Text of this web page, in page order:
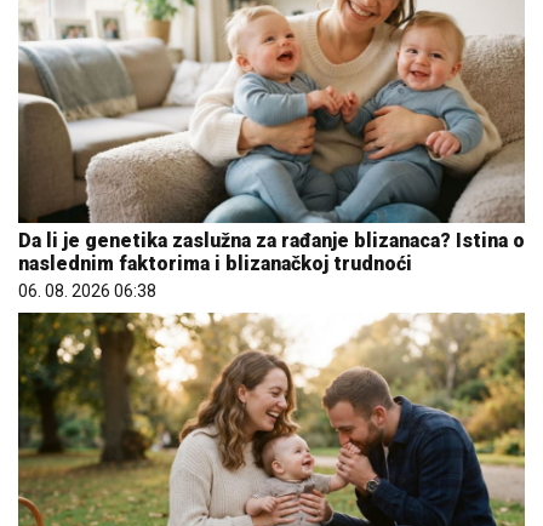
Da li je genetika zaslužna za rađanje blizanaca? Istina o
naslednim faktorima i blizanačkoj trudnoći
06. 08. 2026 06:38